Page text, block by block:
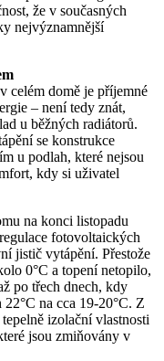
že v současných
nejvýznamnější
celém domě je příjemné
– není tedy znát,
u běžných radiátorů.
se konstrukce
u podlah, které nejsou
kdy si uživatel
na konci listopadu
fotovoltaických
jistič vytápění. Přestože
0°C a topení netopilo,
po třech dnech, kdy
na cca 19-20°C. Z
izolační vlastnosti
jsou zmiňovány v